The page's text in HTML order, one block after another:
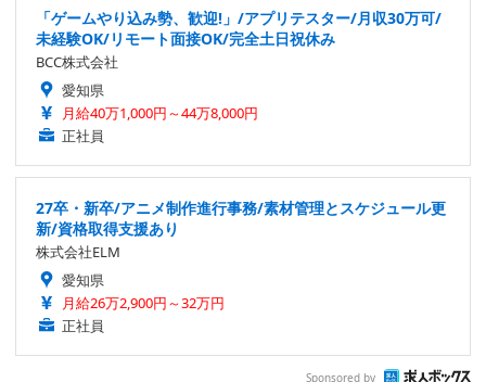
「ゲームやり込み勢、歓迎!」/アプリテスター/月収30万可/
未経験OK/リモート面接OK/完全土日祝休み
BCC株式会社
愛知県
月給40万1,000円～44万8,000円
正社員
27卒・新卒/アニメ制作進行事務/素材管理とスケジュール更
新/資格取得支援あり
株式会社ELM
愛知県
月給26万2,900円～32万円
正社員
Sponsored by